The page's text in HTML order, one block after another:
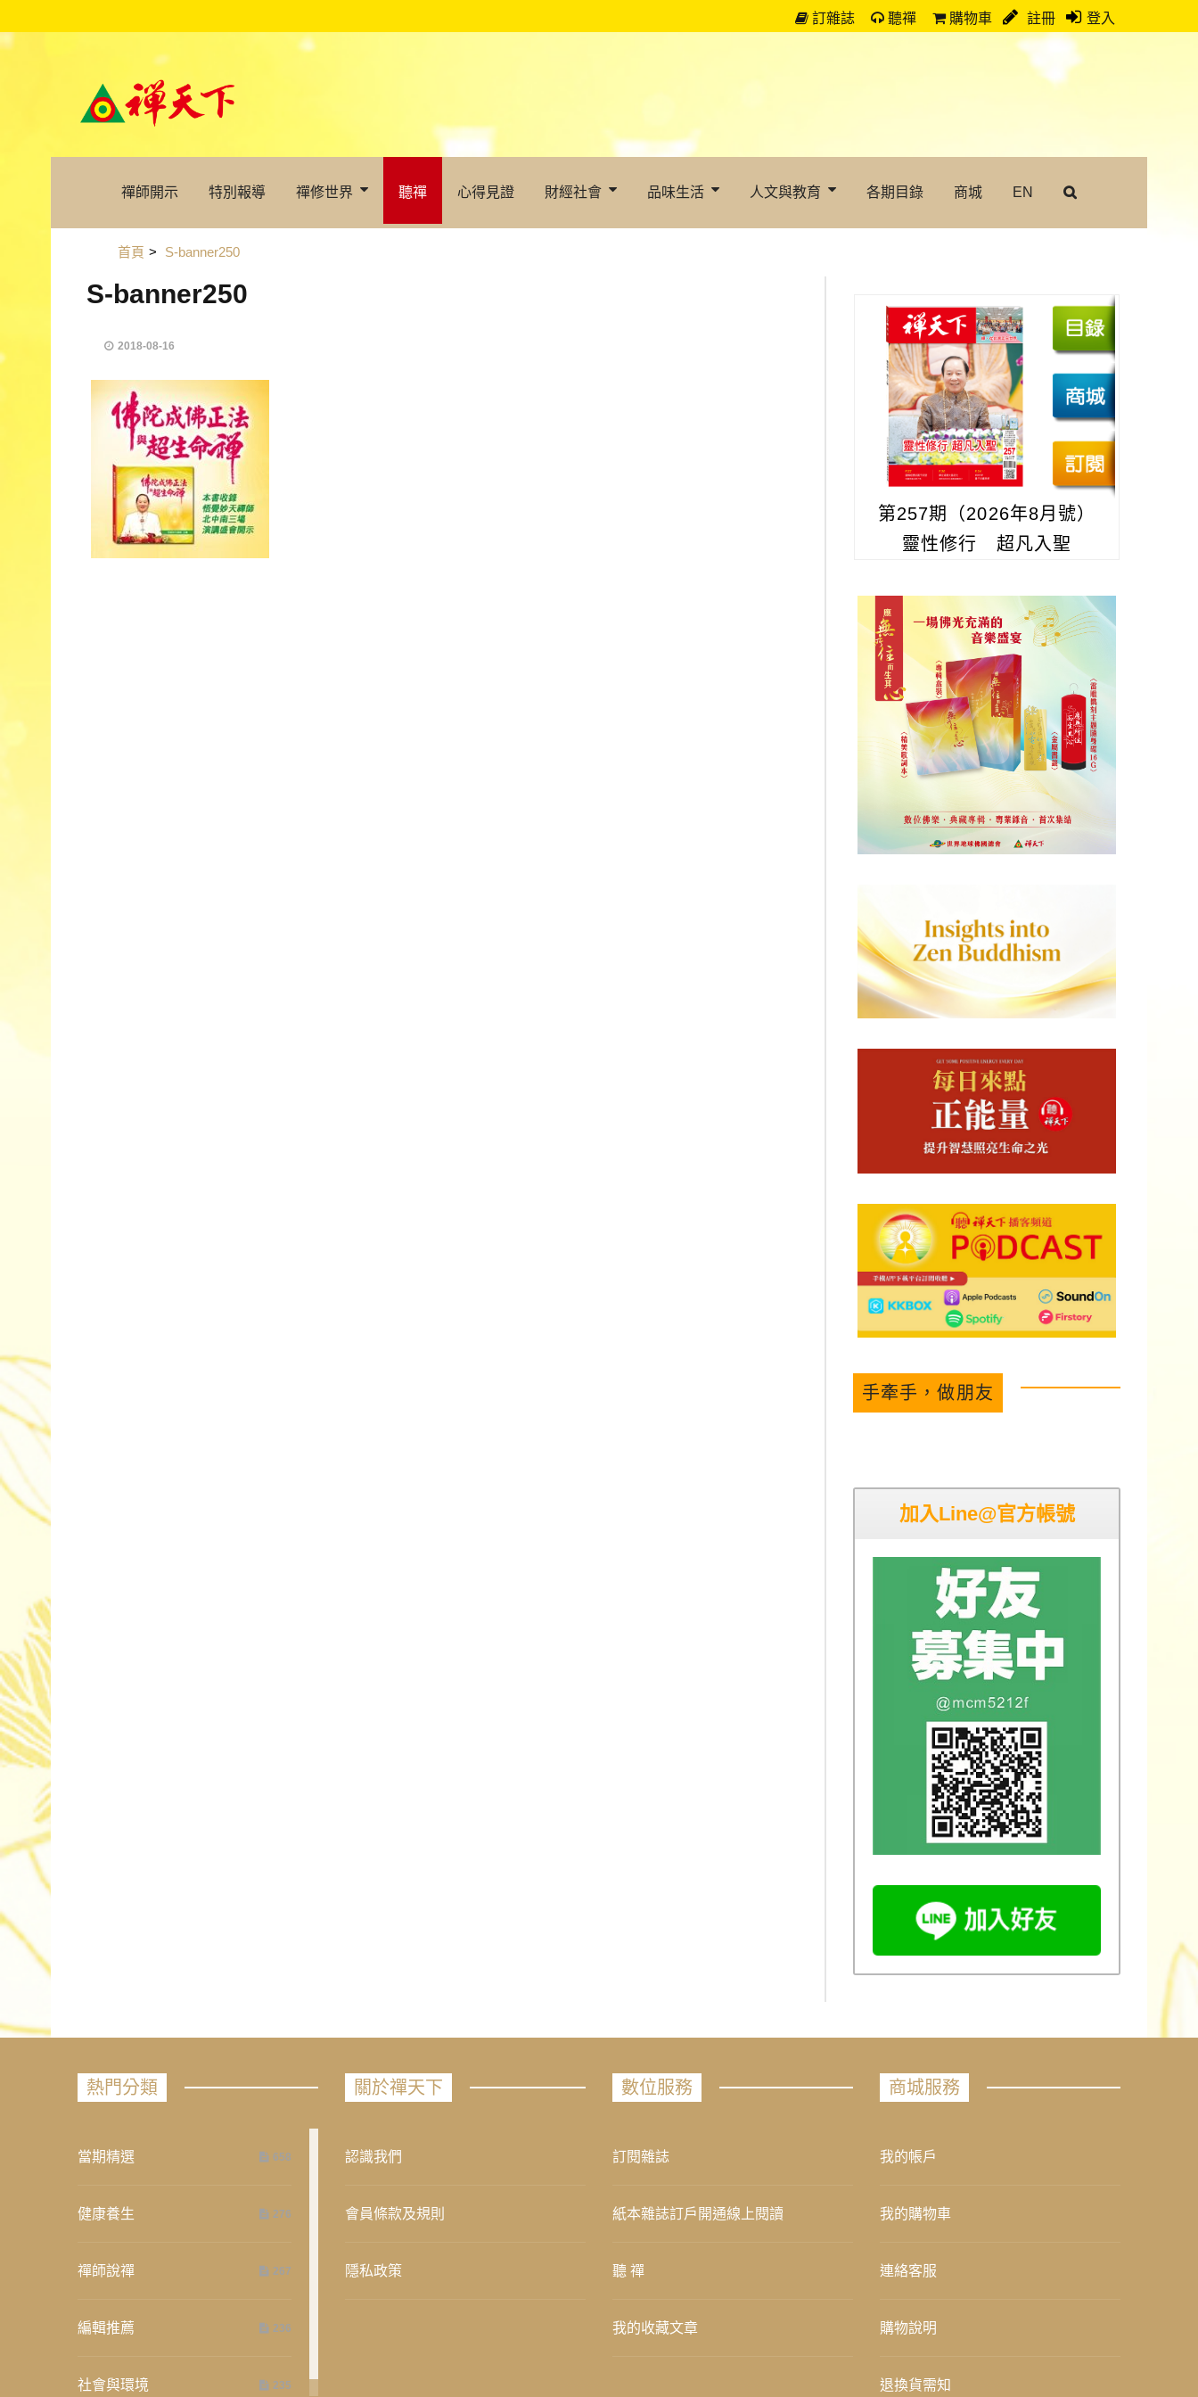
訂雜誌 聽禪 購物車 註冊 登入
禪師開示 特別報導 禪修世界 聽禪 心得見證 財經社會 品味生活 人文與教育 各期目錄 商城 EN
首頁 > S-banner250
S-banner250
2018-08-16
第257期（2026年8月號）
靈性修行 超凡入聖
手牽手，做朋友
加入Line@官方帳號
熱門分類
當期精選 658
健康養生 276
禪師說禪 267
編輯推薦 236
社會與環境 235
關於禪天下
認識我們
會員條款及規則
隱私政策
數位服務
訂閱雜誌
紙本雜誌訂戶開通線上閱讀
聽 禪
我的收藏文章
商城服務
我的帳戶
我的購物車
連絡客服
購物說明
退換貨需知